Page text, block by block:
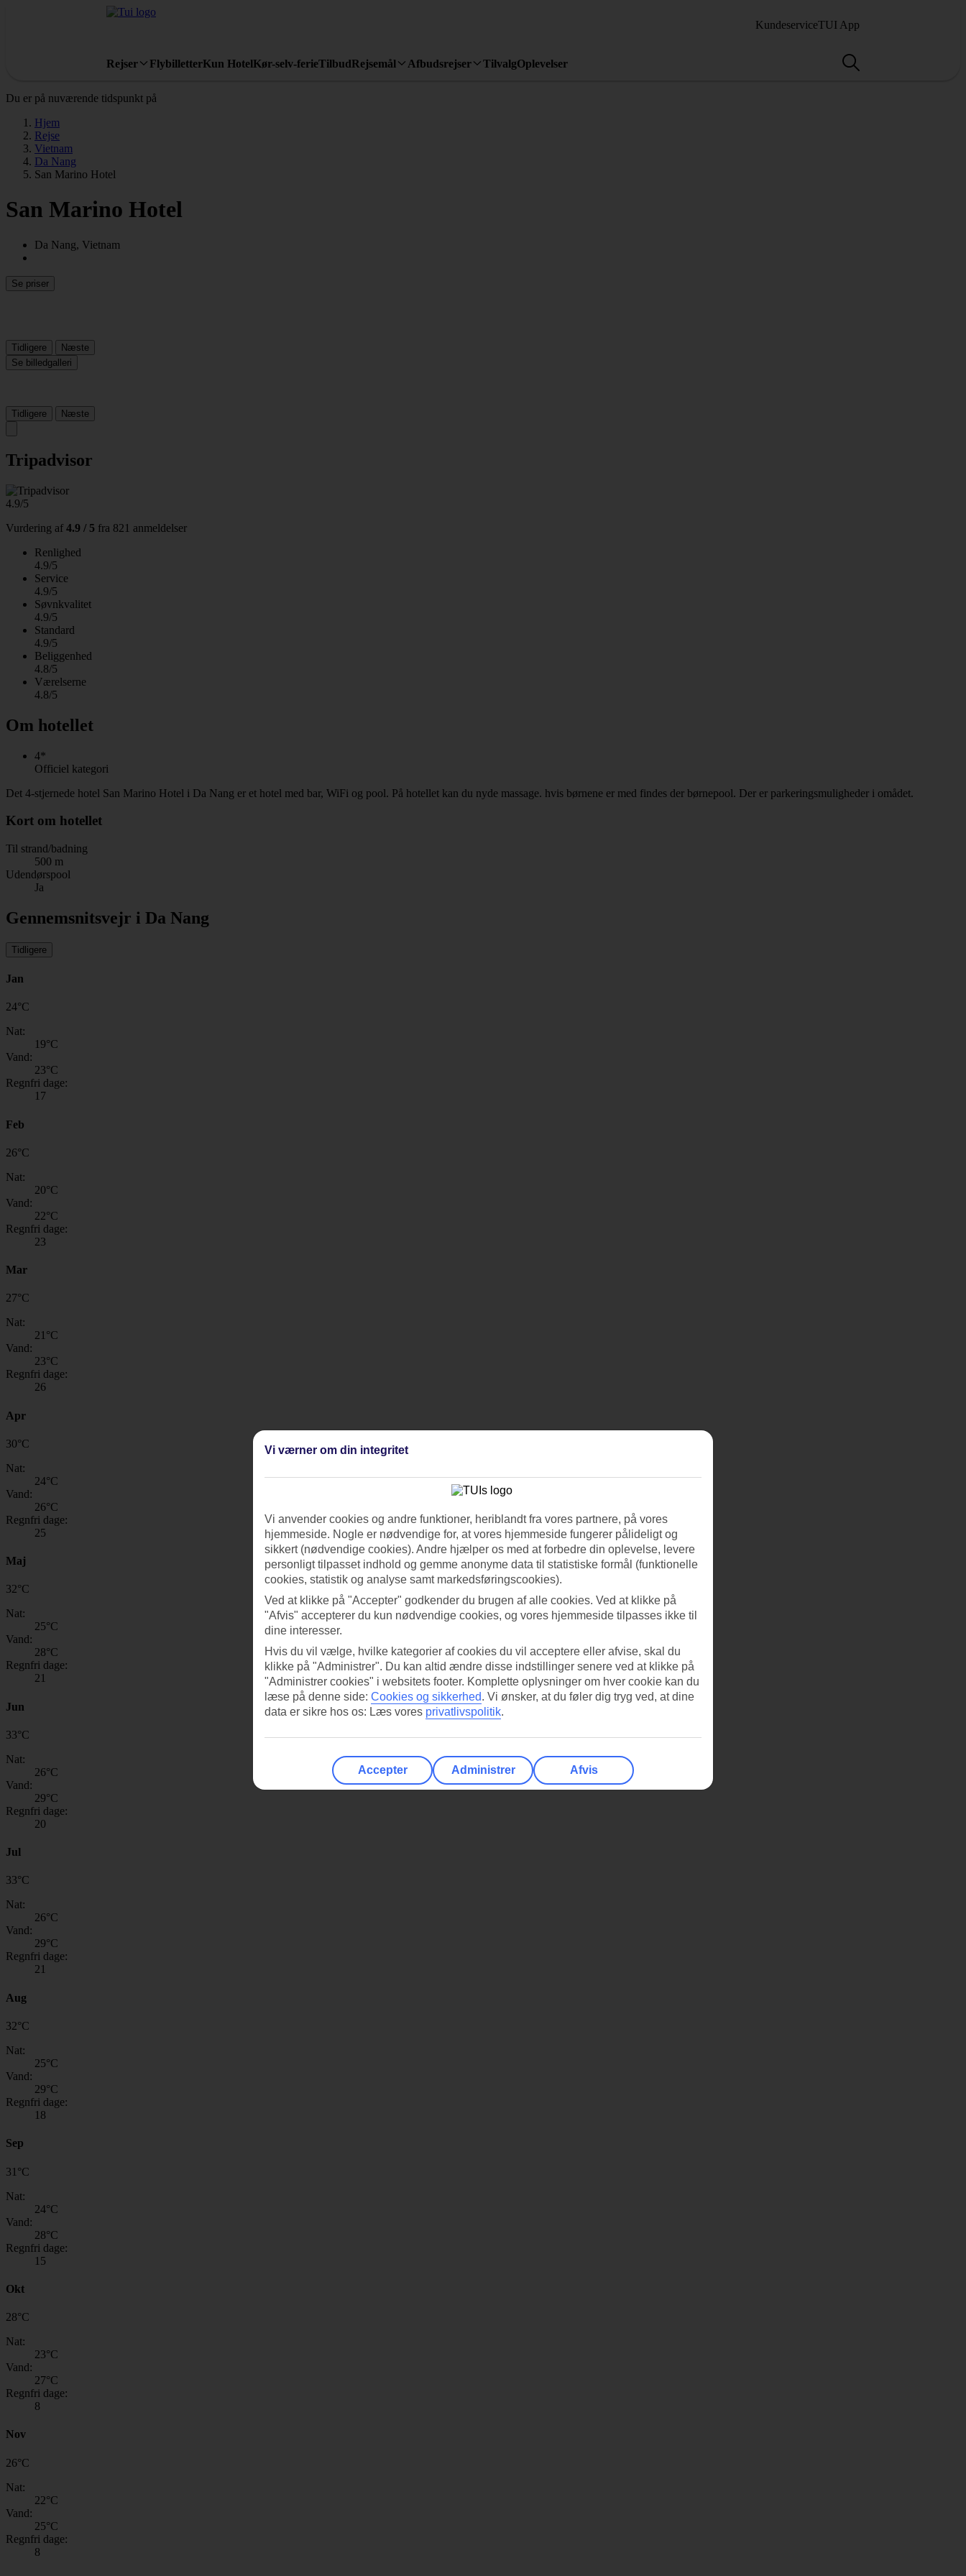
KundeserviceTUI App
Rejser FlybilletterKun HotelKør-selv-ferieTilbudRejsemål Afbudsrejser TilvalgOplevelser
Du er på nuværende tidspunkt på
Hjem
Rejse
Vietnam
Da Nang
San Marino Hotel
San Marino Hotel
Da Nang, Vietnam
Se priser
Tidligere
Næste
Se billedgalleri
Tidligere Næste
Tripadvisor
4.9/5
Vurdering af 4.9 / 5 fra 821 anmeldelser
Renlighed
4.9/5
Service
4.9/5
Søvnkvalitet
4.9/5
Standard
4.9/5
Beliggenhed
4.8/5
Værelserne
4.8/5
Om hotellet
4*
Officiel kategori
Det 4-stjernede hotel San Marino Hotel i Da Nang er et hotel med bar, WiFi og pool. På hotellet kan du nyde massage. hvis børnene er med findes der børnepool. Der er parkeringsmuligheder i omådet.
Kort om hotellet
Til strand/badning
500 m
Udendørspool
Ja
Gennemsnitsvejr i Da Nang
Tidligere
Jan
24°C
Nat:
19°C
Vand:
23°C
Regnfri dage:
17
Feb
26°C
Nat:
20°C
Vand:
22°C
Regnfri dage:
23
Mar
27°C
Nat:
21 °C
Vand:
23°C
Regnfri dage:
26
Apr
30°C
Nat:
24°C
Vand:
26°C
Regnfri dage:
25
Maj
32°C
Nat:
25°C
Vand:
28°C
Regnfri dage:
21
Jun
33°C
Nat:
26°C
Vand:
29°C
Regnfri dage:
20
Jul
33°C
Nat:
26°C
Vand:
29°C
Regnfri dage:
21
Aug
32°C
Nat:
25°C
Vand:
29°C
Regnfri dage:
18
Sep
31 °C
Nat:
24°C
Vand:
28°C
Regnfri dage:
15
Okt
28°C
Nat:
23°C
Vand:
27°C
Regnfri dage:
8
Nov
26°C
Nat:
22°C
Vand:
25°C
Regnfri dage:
8
Vi værner om din integritet
Vi anvender cookies og andre funktioner, heriblandt fra vores partnere, på vores
hjemmeside. Nogle er nødvendige for, at vores hjemmeside fungerer pålideligt og
sikkert (nødvendige cookies). Andre hjælper os med at forbedre din oplevelse, levere
personligt tilpasset indhold og gemme anonyme data til statistiske formål (funktionelle
cookies, statistik og analyse samt markedsføringscookies).
Ved at klikke på "Accepter" godkender du brugen af alle cookies. Ved at klikke på
"Afvis" accepterer du kun nødvendige cookies, og vores hjemmeside tilpasses ikke til
dine interesser.
Hvis du vil vælge, hvilke kategorier af cookies du vil acceptere eller afvise, skal du
klikke på "Administrer". Du kan altid ændre disse indstillinger senere ved at klikke på
"Administrer cookies" i websitets footer. Komplette oplysninger om hver cookie kan du
læse på denne side: Cookies og sikkerhed. Vi ønsker, at du føler dig tryg ved, at dine
data er sikre hos os: Læs vores privatlivspolitik.
Accepter Administrer Afvis